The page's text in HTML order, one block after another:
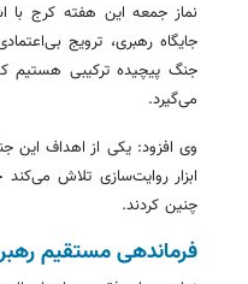
نماز جمعه این هفته کرج
جایگاه رهبری، ترویج
جنگ پیچیده ترکیبی هستیم
می‌گیرد.
وی افزود: یکی از اهداف این
ابزار روایت‌سازی تلاش
چنین کردند.
فرماندهی مستقیم رهبر